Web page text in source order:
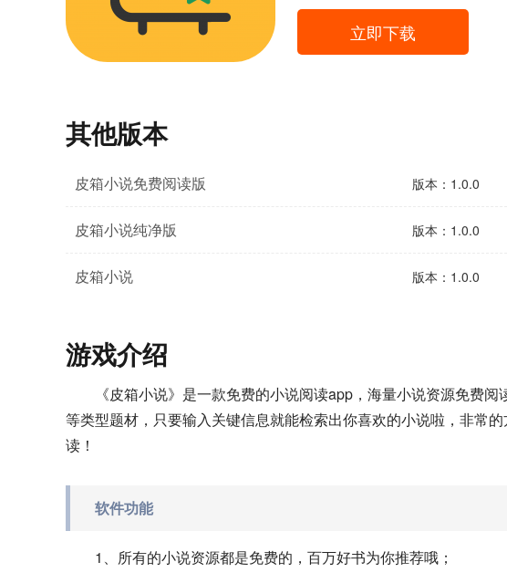
立即下载
其他版本
皮箱小说免费阅读版 版本：1.0.0
皮箱小说纯净版 版本：1.0.0
皮箱小说 版本：1.0.0
游戏介绍
《皮箱小说》是一款免费的小说阅读app，海量小说资源免费
等类型题材，只要输入关键信息就能检索出你喜欢的小说啦，非常
读！
软件功能
1、所有的小说资源都是免费的，百万好书为你推荐哦；